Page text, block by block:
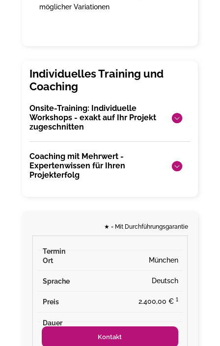
möglicher Variationen
Onsite-Training: Individuelle
Workshops - exakt auf Ihr Projekt
zugeschnitten
Coaching mit Mehrwert -
Expertenwissen für Ihren
Projekterfolg
★ = Mit Durchführungsgarantie
München
Deutsch
2.400,00 € ¹
Kontakt